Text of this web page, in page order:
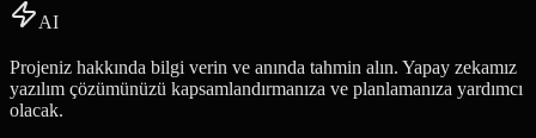
AI
Projeniz hakkında bilgi verin ve anında tahmin alın. Yapay zekamız
yazılım çözümünüzü kapsamlandırmanıza ve planlamanıza yardımcı
olacak.